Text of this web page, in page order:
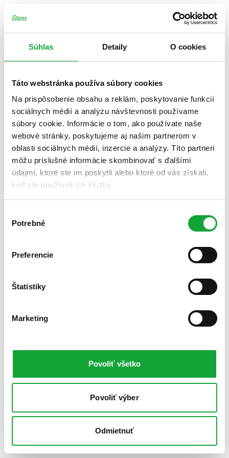
Súhlas Detaily O cookies
Táto webstránka používa súbory cookies
Na prispôsobenie obsahu a reklám, poskytovanie funkcií
sociálnych médií a analýzu návštevnosti používame
súbory cookie. Informácie o tom, ako používate naše
webové stránky, poskytujeme aj našim partnerom v
oblasti sociálnych médií, inzercie a analýzy. Títo partneri
môžu príslušné informácie skombinovať s ďalšími
údajmi, ktoré ste im poskytli alebo ktoré od vás získali,
keď ste používali ich služby.
súhlasu
Potrebné
Preferencie
Štatistiky
Marketing
Povoliť všetko
Povoliť výber
Odmietnuť